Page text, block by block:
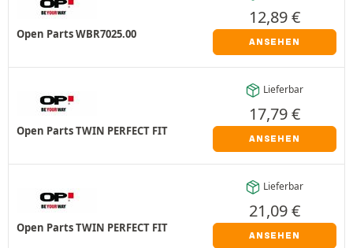
Open Parts WBR7025.00
12,89€
ANSEHEN
Open Parts TWIN PERFECT FIT
Lieferbar
17,79€
ANSEHEN
Open Parts TWIN PERFECT FIT
Lieferbar
21,09€
ANSEHEN